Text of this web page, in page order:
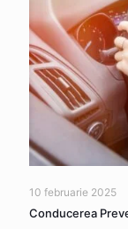
10 februarie 2025
Conducerea